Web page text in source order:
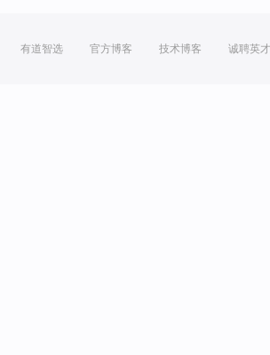
有道智选 官方博客 技术博客 诚聘英才